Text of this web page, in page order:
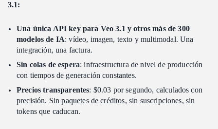
3.1:
Una única API key para Veo 3.1 y otros más de 300
modelos de IA: vídeo, imagen, texto y multimodal. Una
integración, una factura.
Sin colas de espera: infraestructura de nivel de producción
con tiempos de generación constantes.
Precios transparentes: $0.03 por segundo, calculados con
precisión. Sin paquetes de créditos, sin suscripciones, sin
tokens que caducan.